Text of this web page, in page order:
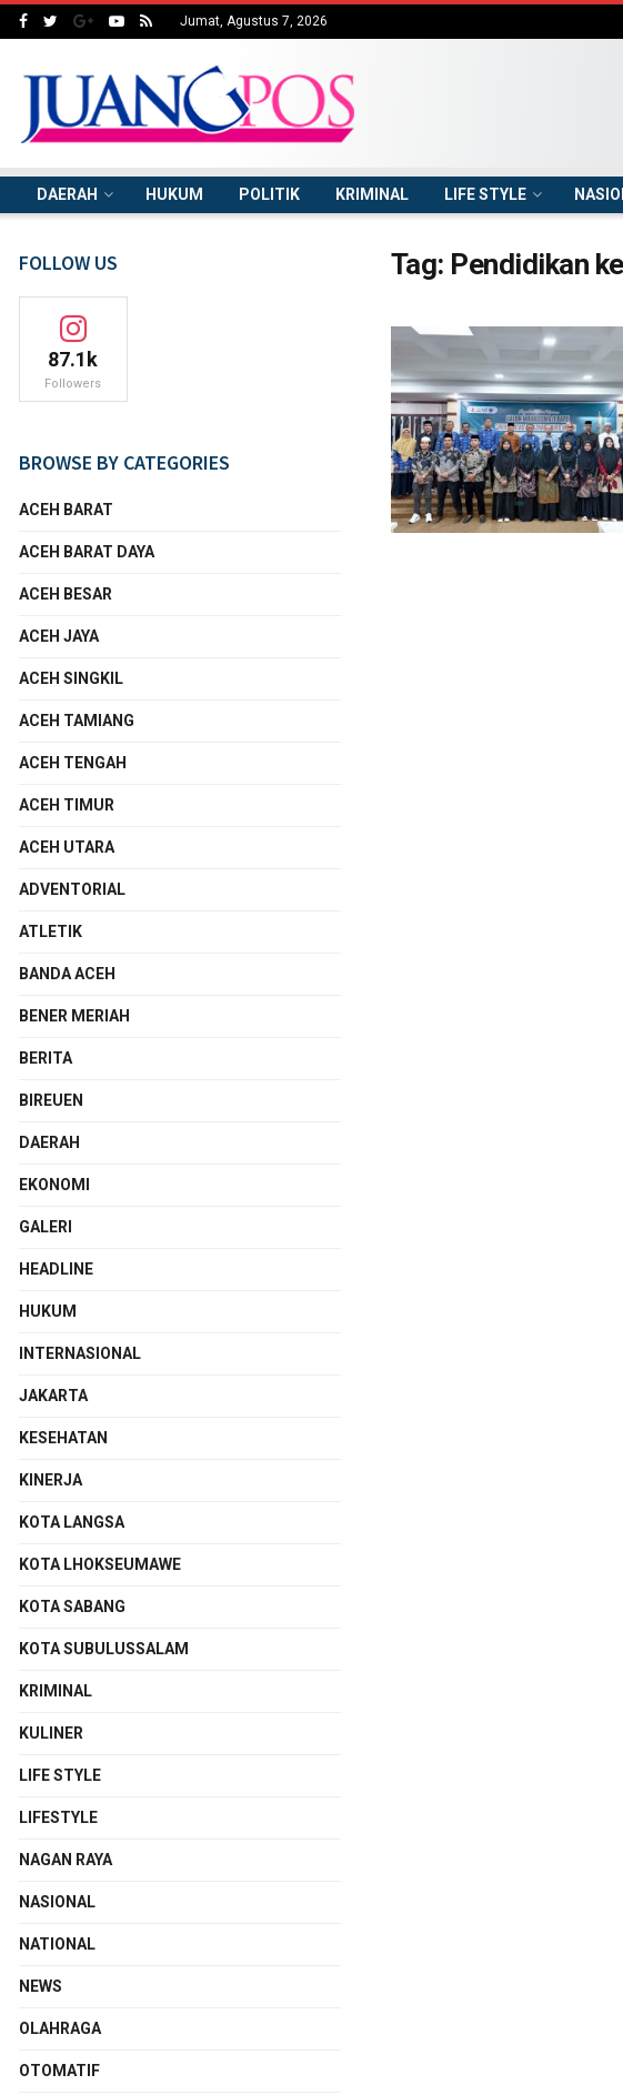
Jumat, Agustus 7, 2026
DAERAH HUKUM POLITIK KRIMINAL LIFE STYLE
Tag: Pendidikan
FOLLOW US
87.1k
Followers
BROWSE BY CATEGORIES
ACEH BARAT
ACEH BARAT DAYA
ACEH BESAR
ACEH JAYA
ACEH SINGKIL
ACEH TAMIANG
ACEH TENGAH
ACEH TIMUR
ACEH UTARA
ADVENTORIAL
ATLETIK
BANDA ACEH
BENER MERIAH
BERITA
BIREUEN
DAERAH
EKONOMI
GALERI
HEADLINE
HUKUM
INTERNASIONAL
JAKARTA
KESEHATAN
KINERJA
KOTA LANGSA
KOTA LHOKSEUMAWE
KOTA SABANG
KOTA SUBULUSSALAM
KRIMINAL
KULINER
LIFE STYLE
LIFESTYLE
NAGAN RAYA
NASIONAL
NATIONAL
NEWS
OLAHRAGA
OTOMATIF